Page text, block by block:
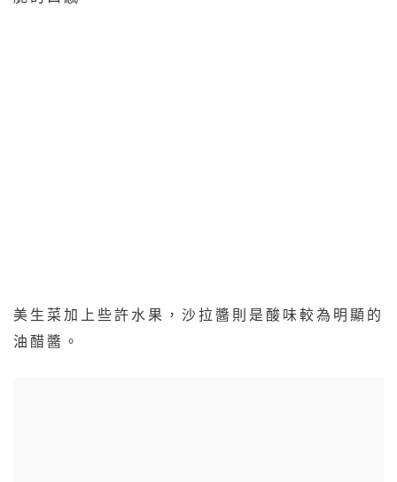
美生菜加上些許水果，沙拉醬則是酸味較為明顯的
油醋醬。